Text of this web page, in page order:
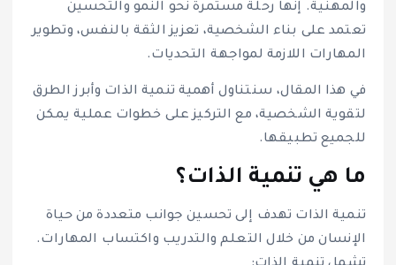
والمهنية. إنها رحلة مستمرة نحو النمو والتحسين
تعتمد على بناء الشخصية، تعزيز الثقة بالنفس، وتطوير
المهارات اللازمة لمواجهة التحديات.
في هذا المقال، سنتناول أهمية تنمية الذات وأبرز الطرق
لتقوية الشخصية، مع التركيز على خطوات عملية يمكن
للجميع تطبيقها.
ما هي تنمية الذات؟
تنمية الذات تهدف إلى تحسين جوانب متعددة من حياة
الإنسان من خلال التعلم والتدريب واكتساب المهارات.